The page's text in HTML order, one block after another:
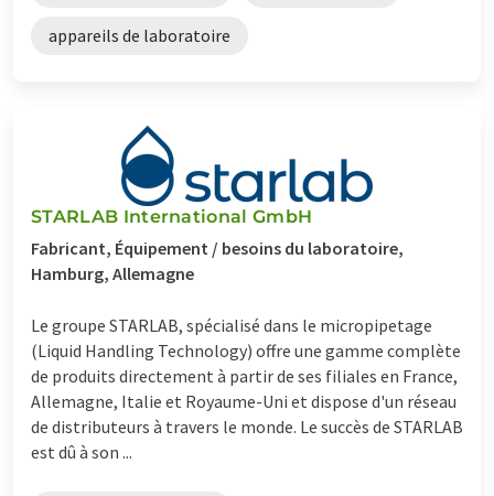
appareils de laboratoire
STARLAB International GmbH
Fabricant, Équipement / besoins du laboratoire,
Hamburg, Allemagne
Le groupe STARLAB, spécialisé dans le micropipetage
(Liquid Handling Technology) offre une gamme complète
de produits directement à partir de ses filiales en France,
Allemagne, Italie et Royaume-Uni et dispose d'un réseau
de distributeurs à travers le monde. Le succès de STARLAB
est dû à son ...